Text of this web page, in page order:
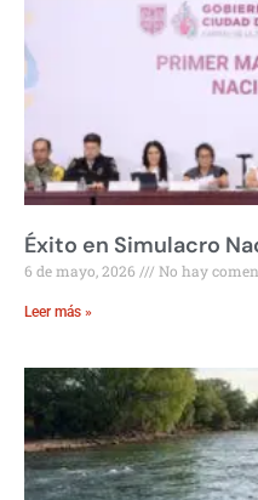
Éxito en Simulacro
6 de mayo, 2026 No hay
Leer más »